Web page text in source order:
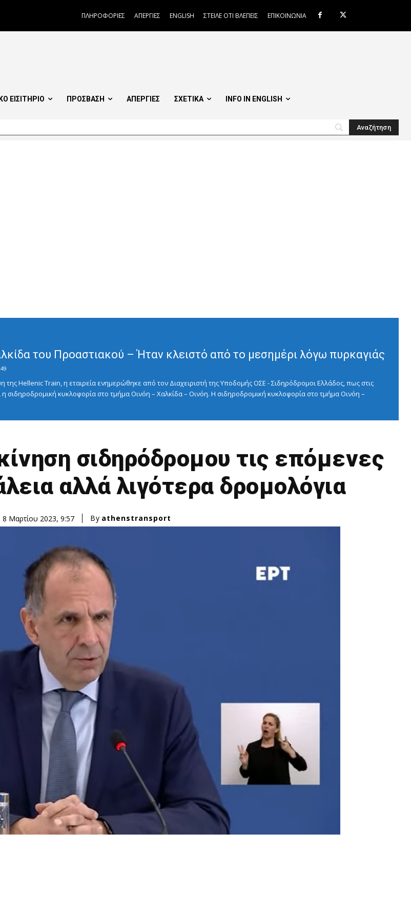
ΠΛΗΡΟΦΟΡΙΕΣ ΑΠΕΡΓΙΕΣ ENGLISH ΣΤΕΙΛΕ ΟΤΙ ΒΛΕΠΕΙΣ ΕΠΙΚΟΙΝΩΝΙΑ
ΕΙΣΙΤΗΡΙΟ ΠΡΟΣΒΑΣΗ ΑΠΕΡΓΙΕΣ ΣΧΕΤΙΚΑ INFO IN ENGLISH
του Προαστιακού – Ήταν κλειστό από το μεσημέρι λόγω πυρκαγιάς
Hellenic Train, η εταιρεία ενημερώθηκε από τον Διαχειριστή της Υποδομής ΟΣΕ - Σιδηρόδρομοι Ελλάδος, πως στις
σιδηροδρομική κυκλοφορία στο τμήμα Οινόη – Χαλκίδα – Οινόη. Η σιδηροδρομική κυκλοφορία στο τμήμα Οινόη –
σιδηρόδρομου τις επόμενες
αλλά λιγότερα δρομολόγια
8 Μαρτίου 2023, 9:57 By athenstransport